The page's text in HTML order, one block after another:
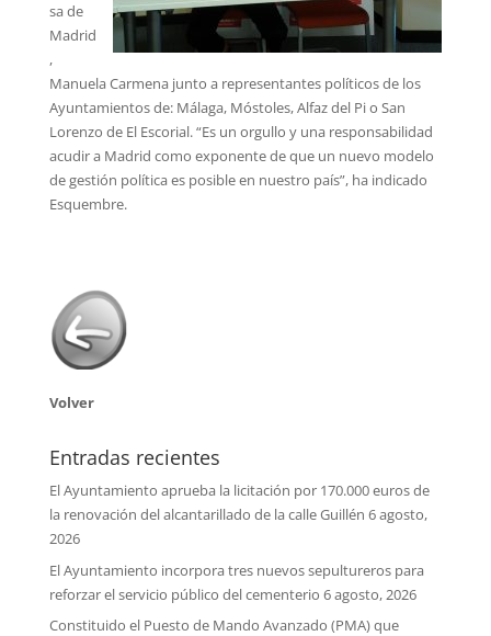
sa de
Madrid
,
Manuela Carmena junto a representantes políticos de los
Ayuntamientos de: Málaga, Móstoles, Alfaz del Pi o San
Lorenzo de El Escorial. “Es un orgullo y una responsabilidad
acudir a Madrid como exponente de que un nuevo modelo
de gestión política es posible en nuestro país”, ha indicado
Esquembre.
Volver
Entradas recientes
El Ayuntamiento aprueba la licitación por 170.000 euros de
la renovación del alcantarillado de la calle Guillén 6 agosto,
2026
El Ayuntamiento incorpora tres nuevos sepultureros para
reforzar el servicio público del cementerio 6 agosto, 2026
Constituido el Puesto de Mando Avanzado (PMA) que